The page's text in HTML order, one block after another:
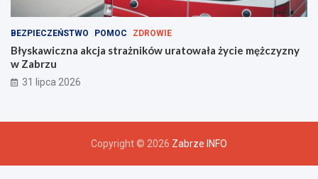
BEZPIECZEŃSTWO POMOC ZDROWIE
Błyskawiczna akcja strażników uratowała życie mężczyzny
w Zabrzu
31 lipca 2026
Copyright © 2026 Zabrze INFO